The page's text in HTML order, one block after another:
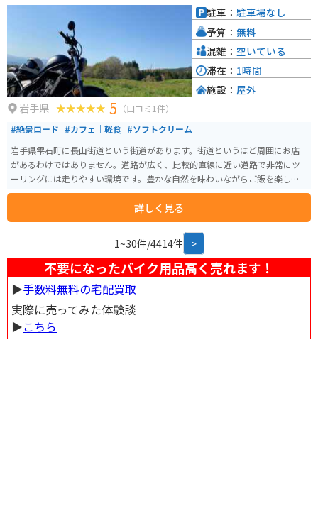
の平安仏教美術の宝庫とされています。 中尊寺の表参道である月見坂は樹齢3
50～400年の杉が並び、その多くは江戸時代に伊達藩によって植樹されたも
のです。月見坂を登ると、本堂の手前左側に「弁慶堂」（正式には「愛宕
堂」とも呼ばれる）があり、武蔵坊弁慶の木像や弁慶と義経にまつわる像が
安置されています。 拝観時間は3月1日から11月3日までが8:30～17:00、11月
4日から2月末日までが8:30～16:30です。拝観料は大人800円、高校生500
円、中学生300円、小学生200円です。
岩手県 5 （口コミ1件）
#絶景ロード #カフェ｜軽食 #ソフトクリーム
岩手県雫石町に長山街道という街道があります。街道というほど周囲にお店
があるわけではありません。道路が広く、比較的直線に近い道路で非常にツ
ーリングには走りやすい環境です。豊かな自然を味わいながらご飯を楽しめ
るカフェもあります。ツーリングの休憩と昼食やコーヒー休憩をとることが
とっておきのスポットです。小岩井農場へのアクセスも良好で、お子様との
タンデムツーリングと共に動物とのふれあい体験などもおすすめです。ま
た、長山街道から小岩井農場へ向かう道中や、小岩井農場周辺は、春になる
と盛大な桜並木が待ち受けています！夏の避暑もおすすめですが、春のお花
見と共にツーリングを楽しむこともできます！ 道中に整備されている駐車場
はないため、休憩などは『花工房らら倶楽部』様脇の駐車場をご利用いただ
くのがおすすめです。（※お店を利用するお客様も利用している駐車場です
ので、混雑時は十分にご注意ください。）交通量は多くありませんが、道路
への駐停車はお気を付けください。
詳しく見る
駐車： 駐車場なし
予算： 無料
混雑： 空いている
滞在： 1時間
施設： 屋外
1~30件/4414件 >
不要になったバイク用品高く売れます！
▶︎手数料無料の宅配買取
実際に売ってみた体験談
▶︎こちら